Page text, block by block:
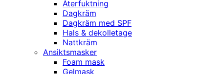
Återfuktning
Dagkräm
Dagkräm med SPF
Hals & dekolletage
Nattkräm
Ansiktsmasker
Foam mask
Gelmask